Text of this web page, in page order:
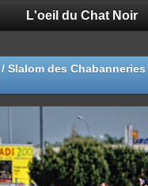
L'oeil du Chat Noir
/ Slalom des